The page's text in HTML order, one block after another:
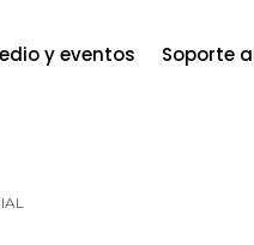
y eventos Soporte